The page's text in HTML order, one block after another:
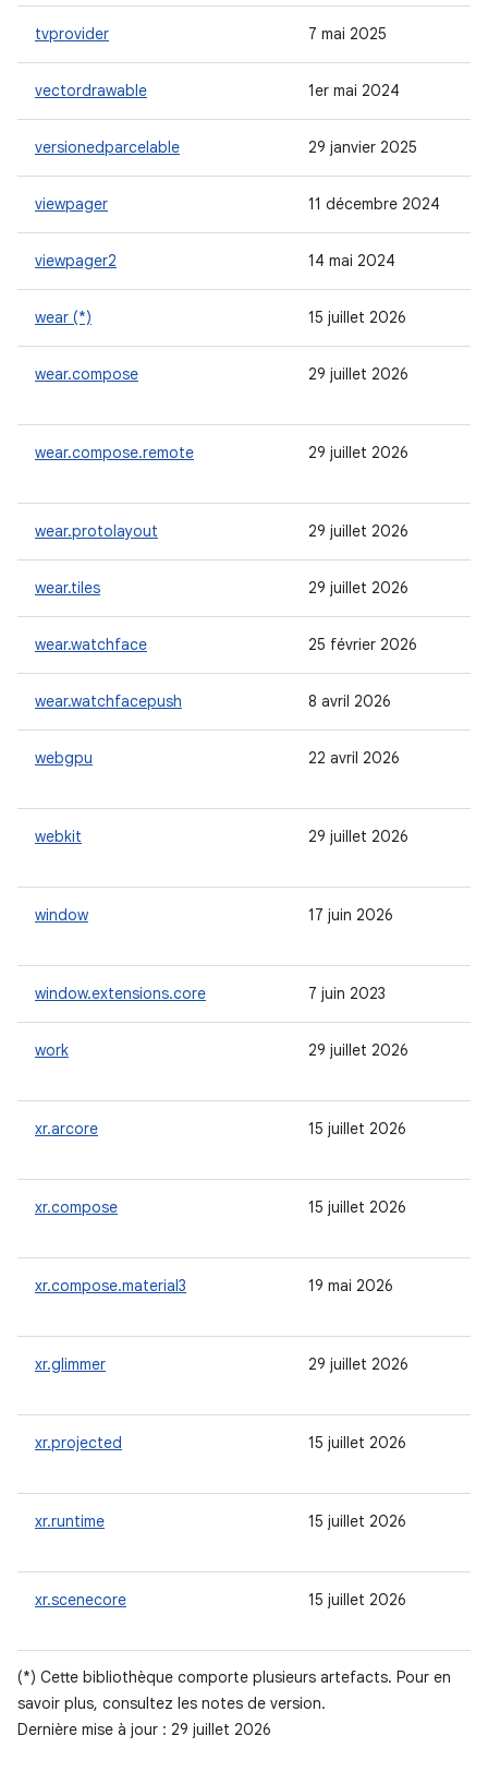
tvprovider 7 mai 2025
vectordrawable 1er mai 2024
versionedparcelable 29 janvier 2025
viewpager 11 décembre 2024
viewpager2 14 mai 2024
wear (*) 15 juillet 2026
wear.compose 29 juillet 2026
wear.compose.remote 29 juillet 2026
wear.protolayout 29 juillet 2026
wear.tiles 29 juillet 2026
wear.watchface 25 février 2026
wear.watchfacepush 8 avril 2026
webgpu 22 avril 2026
webkit 29 juillet 2026
window 17 juin 2026
window.extensions.core 7 juin 2023
work 29 juillet 2026
xr.arcore 15 juillet 2026
xr.compose 15 juillet 2026
xr.compose.material3 19 mai 2026
xr.glimmer 29 juillet 2026
xr.projected 15 juillet 2026
xr.runtime 15 juillet 2026
xr.scenecore 15 juillet 2026
(*) Cette bibliothèque comporte plusieurs artefacts. Pour en
savoir plus, consultez les notes de version.
Dernière mise à jour : 29 juillet 2026